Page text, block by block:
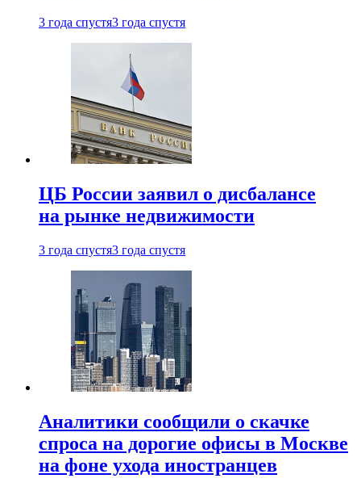
3 года спустя3 года спустя
ЦБ России заявил о дисбалансе
на рынке недвижимости
3 года спустя3 года спустя
Аналитики сообщили о скачке
спроса на дорогие офисы в Москве
на фоне ухода иностранцев